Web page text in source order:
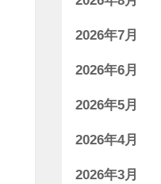
2026年7月
2026年6月
2026年5月
2026年4月
2026年3月